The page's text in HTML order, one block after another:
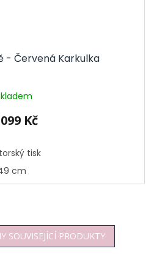
- Červená Karkulka
Kč
tisk
cm
SOUVISEJÍCÍ PRODUKTY